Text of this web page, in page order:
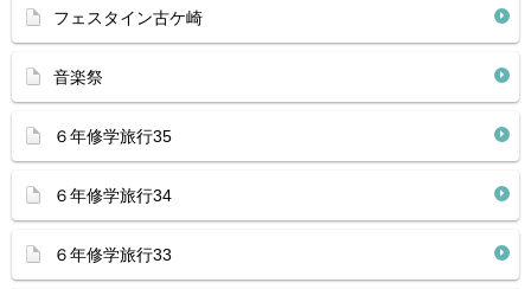
フェスタイン古ケ崎
音楽祭
６年修学旅行35
６年修学旅行34
６年修学旅行33